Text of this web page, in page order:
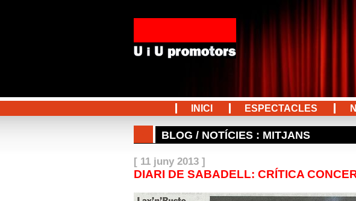
INICI ESPECTACLES
BLOG / NOTÍCIES : MITJANS
[ 11 juny 2013 ]
DIARI DE SABADELL: CRÍTICA